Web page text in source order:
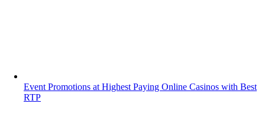
Event Promotions at Highest Paying Online Casinos with Best
RTP